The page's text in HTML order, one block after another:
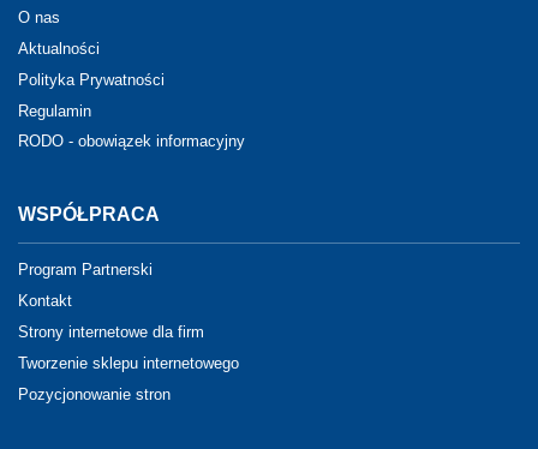
O nas
Aktualności
Polityka Prywatności
Regulamin
RODO - obowiązek informacyjny
WSPÓŁPRACA
Program Partnerski
Kontakt
Strony internetowe dla firm
Tworzenie sklepu internetowego
Pozycjonowanie stron